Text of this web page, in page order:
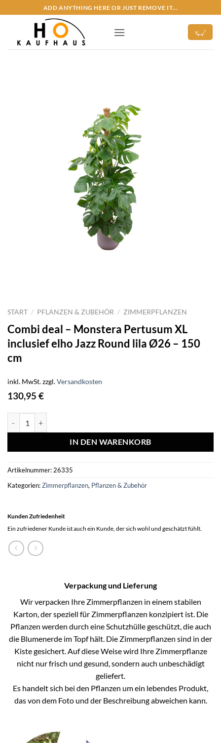
Inhalt
ADD ANYTHING HERE OR JUST REMOVE IT...
START / PFLANZEN & ZUBEHÖR / ZIMMERPFLANZEN
Combi deal – Monstera Pertusum XL
inclusief elho Jazz Round lila Ø26 – 150
cm
inkl. MwSt.zzgl.Versandkosten
130,95 €
IN DEN WARENKORB
Artikelnummer:26335
Kategorien:Zimmerpflanzen, Pflanzen & Zubehör
Kunden Zufriedenheit
Ein zufriedener Kunde ist auch ein Kunde, der sich wohl und geschätzt fühlt.
Verpackung und Lieferung
Wir verpacken Ihre Zimmerpflanzen in einem stabilen
Karton, der speziell für Zimmerpflanzen konzipiert ist. Die
Pflanzen werden durch eine Schutzhülle geschützt, die auch
die Blumenerde im Topf hält. Die Zimmerpflanzen sind in der
Kiste gesichert. Auf diese Weise wird Ihre Zimmerpflanze
nicht nur frisch und gesund, sondern auch unbeschädigt
geliefert.
Es handelt sich bei den Pflanzen um ein lebendes Produkt,
das von dem Foto und der Beschreibung abweichen kann.